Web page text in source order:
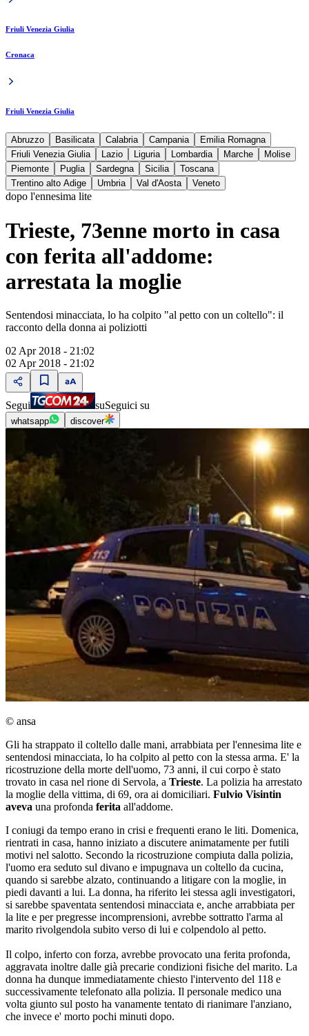
Friuli Venezia Giulia
Cronaca
Friuli Venezia Giulia
Abruzzo Basilicata Calabria Campania
Emilia Romagna
Friuli Venezia Giulia
Lazio Liguria Lombardia Marche
Molise
Piemonte
Puglia Sardegna Sicilia
Toscana
Trentino alto Adige
Umbria Val d'Aosta Veneto
dopo l'ennesima lite
Trieste, 73enne morto in casa
con ferita all'addome:
arrestata la moglie
Sentendosi minacciata, lo ha colpito "al petto con un coltello": il
racconto della donna ai poliziotti
02 Apr 2018 - 21:02
02 Apr 2018 - 21:02
Segui suSeguici su
whatsapp discover
© ansa
Gli ha strappato il coltello dalle mani, arrabbiata per l'ennesima lite e
sentendosi minacciata, lo ha colpito al petto con la stessa arma. E' la
ricostruzione della morte dell'uomo, 73 anni, il cui corpo è stato
trovato in casa nel rione di Servola, a Trieste. La polizia ha arrestato
la moglie della vittima, di 69, ora ai domiciliari. Fulvio Visintin
aveva una profonda ferita all'addome.
I coniugi da tempo erano in crisi e frequenti erano le liti. Domenica,
rientrati in casa, hanno iniziato a discutere animatamente per futili
motivi nel salotto. Secondo la ricostruzione compiuta dalla polizia,
l'uomo era seduto sul divano e impugnava un coltello da cucina,
quando si sarebbe alzato, continuando a litigare con la moglie, in
piedi davanti a lui. La donna, ha riferito lei stessa agli investigatori,
si sarebbe spaventata sentendosi minacciata e, anche arrabbiata per
la lite e per pregresse incomprensioni, avrebbe sottratto l'arma al
marito rivolgendola subito verso di lui e colpendolo al petto.
Il colpo, inferto con forza, avrebbe provocato una ferita profonda,
aggravata inoltre dalle già precarie condizioni fisiche del marito. La
donna ha dunque immediatamente chiesto l'intervento del 118 e
successivamente telefonato alla polizia. Il personale medico una
volta giunto sul posto ha vanamente tentato di rianimare l'anziano,
che invece e' morto pochi minuti dopo.